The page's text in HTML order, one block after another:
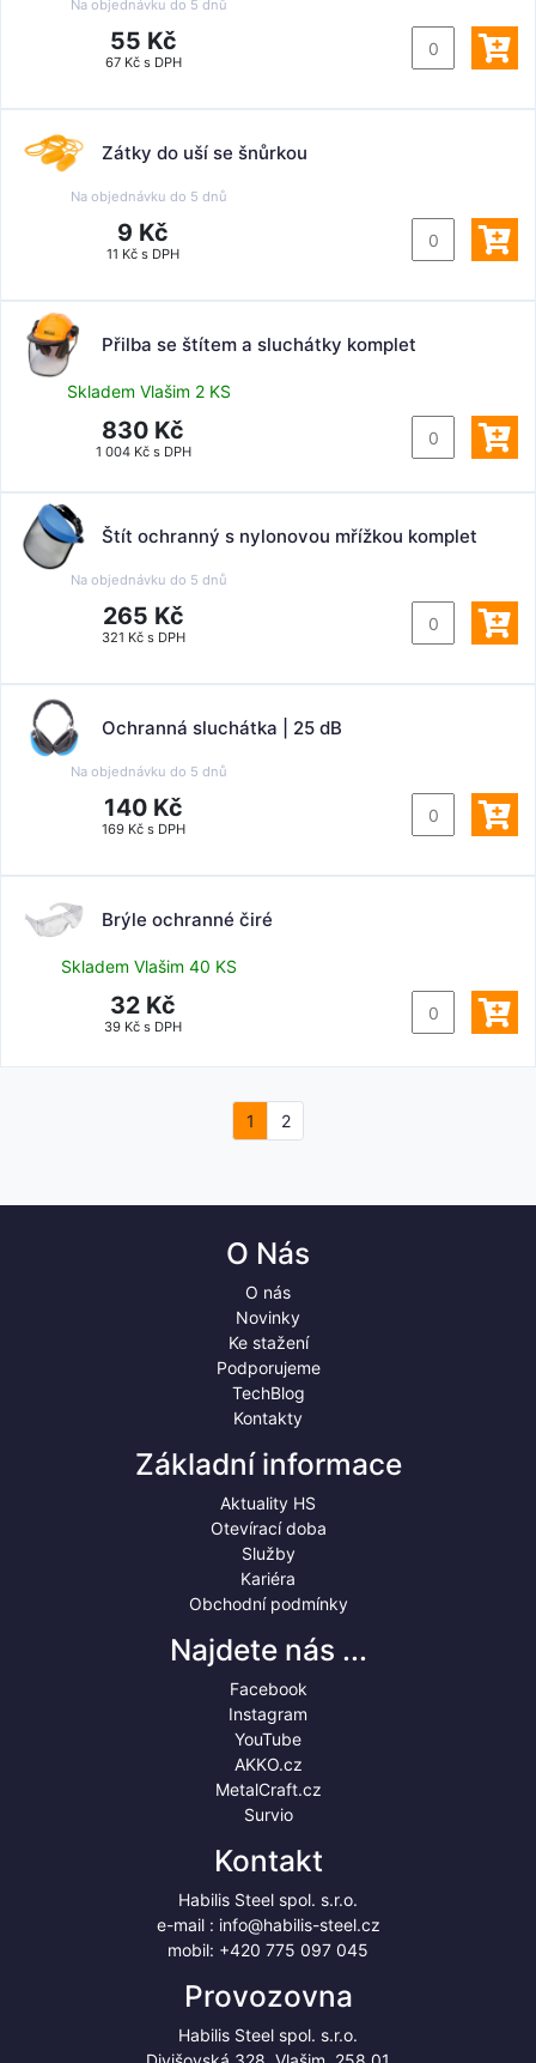
Na objednávku do 5 dnů
55 Kč
67 Kč s DPH
Zátky do uší se šnůrkou
Na objednávku do 5 dnů
9 Kč
11 Kč s DPH
Přilba se štítem a sluchátky komplet
Skladem Vlašim 2 KS
830 Kč
1 004 Kč s DPH
Štít ochranný s nylonovou mřížkou komplet
Na objednávku do 5 dnů
265 Kč
321 Kč s DPH
Ochranná sluchátka | 25 dB
Na objednávku do 5 dnů
140 Kč
169 Kč s DPH
Brýle ochranné čiré
Skladem Vlašim 40 KS
32 Kč
39 Kč s DPH
1 2
O Nás
O nás
Novinky
Ke stažení
Podporujeme
TechBlog
Kontakty
Základní informace
Aktuality HS
Otevírací doba
Služby
Kariéra
Obchodní podmínky
Najdete nás ...
Facebook
Instagram
YouTube
AKKO.cz
MetalCraft.cz
Survio
Kontakt
Habilis Steel spol. s.r.o.
e-mail : info@habilis-steel.cz
mobil: +420 775 097 045
Provozovna
Habilis Steel spol. s.r.o.